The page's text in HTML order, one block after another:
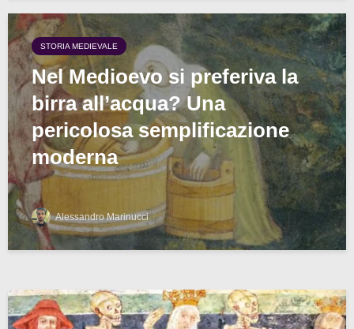
STORIA MEDIEVALE
Nel Medioevo si preferiva la
birra all’acqua? Una
pericolosa semplificazione
moderna
Alessandro Marinucci